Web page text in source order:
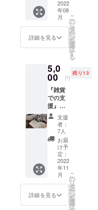
各pop up に
て毎回違う
作家さまの
作品をお取
り扱いさせ
て頂いてい
♪
くるみ
店長直
筆のお
手紙も
セット
込みの
価格で
す。
壁に板
を張っ
たり、
床板を
張った
り、こ
のタイ
でしか
できな
いお店
作りを
一緒に
しませ
んか？
まだま
だ出来
上がっ
ていな
いお店
に来店
頂き、
一緒に
壁の塗
装をペ
2022
年08
月
詳細を見る
こ
の
リ
タ
ー
ン
を
選
択
す
る
5,0
00 円
残り13
『雑貨
での支
援』く
るみ店
長製
作・
ディス
プレイ
BOX
セット
（1回）
くるみ
店長が
製作し
たディ
支援
者：
7人
お届
け予
定：
2022
年11
月
詳細を見る
こ
の
リ
タ
ー
ン
を
選
択